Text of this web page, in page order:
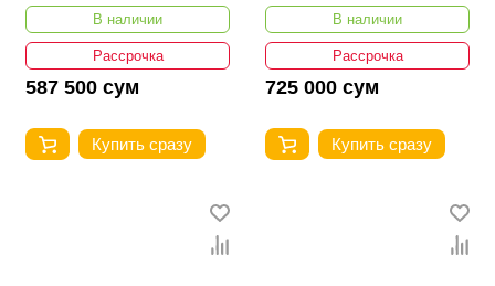
YATO YT-67855
В наличии
Рассрочка
587 500 сум
Купить сразу
YATO YT-67856
В наличии
Рассрочка
725 000 сум
Купить сразу